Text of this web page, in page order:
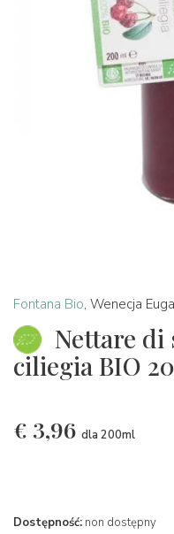
Fontana Bio, Wenecja
Nettare di
ciliegia BIO
€ 3,96 dla 200ml
Dostępność: non dostępny